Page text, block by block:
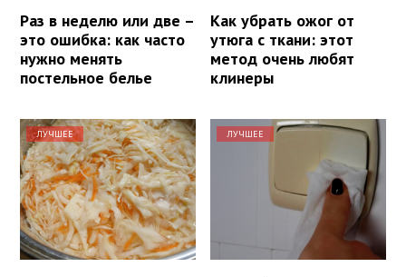
Раз в неделю или две –
это ошибка: как часто
нужно менять
постельное белье
Как убрать ожог от
утюга с ткани: этот
метод очень любят
клинеры
ЛУЧШЕЕ ЛУЧШЕЕ